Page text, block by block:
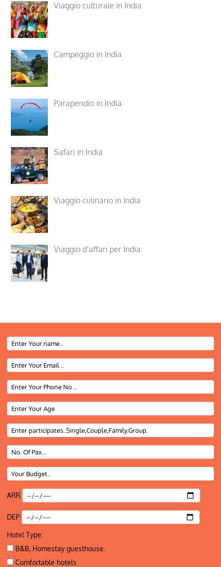
Viaggio culturale in India
Campeggio in India
Parapendio in India
Safari in India
Viaggio culinario in India
Viaggio d’affari per India
ARR
DEP
Hotel Type:
B&B, Homestay guesthouse.
Comfortable hotels